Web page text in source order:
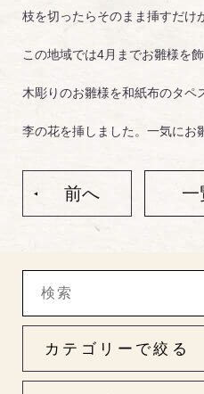
枝を切ったらそのまま挿すだけ
この地域では4月までお雛様を飾
木彫りのお雛様を和紙布のタペ
李の花を挿しました。一気にお
前へ 一